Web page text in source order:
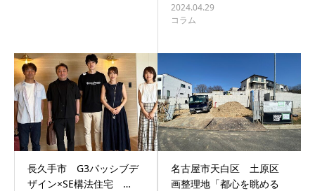
2024.04.29
コラム
長久手市 G3パッシブデ
ザイン×SE構法住宅 …
名古屋市天白区 土原区
画整理地「都心を眺める